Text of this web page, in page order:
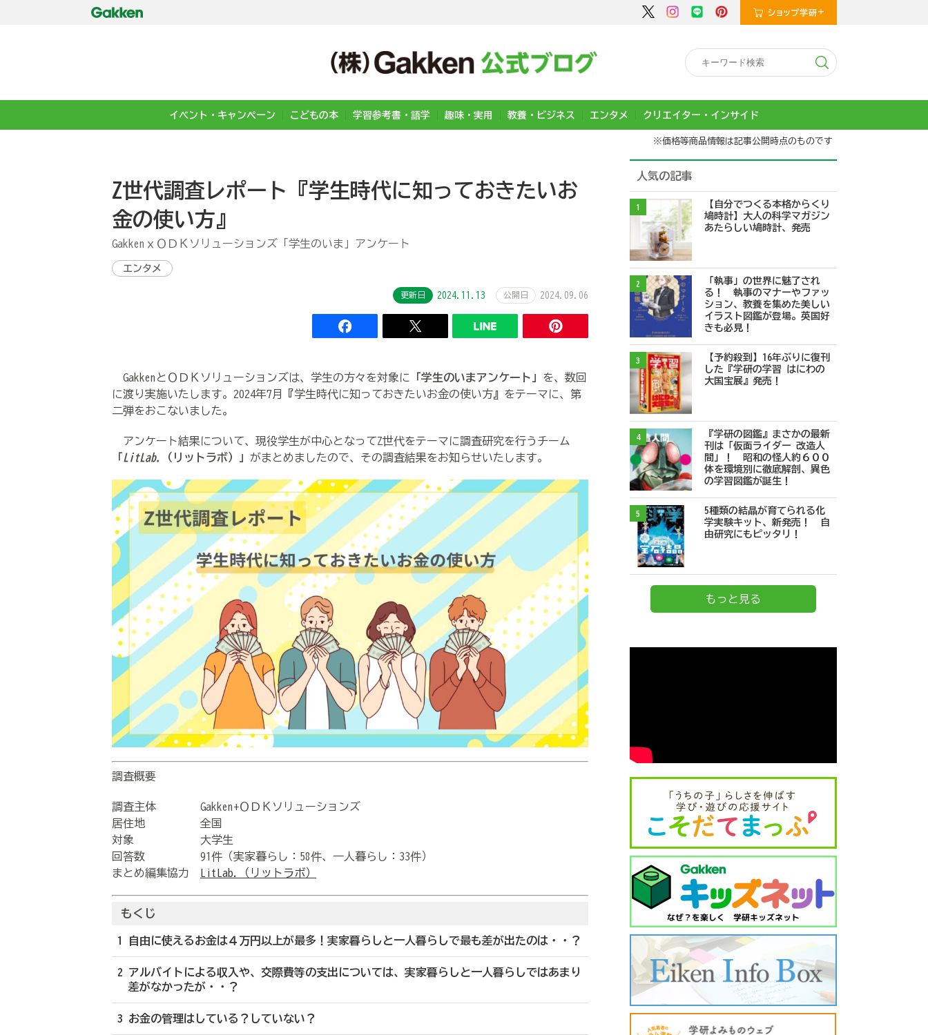
イベント・キャンペーン こどもの本 学習参考書・語学 趣味・実用 教養・ビジネス エンタメ クリエイター・インサイド
※価格等商品情報は記事公開時点のものです
Z世代調査レポート『学生時代に知っておきたいお
金の使い方』
GakkenｘＯＤＫソリューションズ「学生のいま」アンケート
エンタメ
更新日 2024.11.13 公開日 2024.09.06
GakkenとＯＤＫソリューションズは、学生の方々を対象に 「学生のいまアンケート」 を、数回
に渡り実施いたします。2024年7月
『学生時代に知っておきたいお金の使い方』 をテーマに、第
二弾をおこないました。
アンケート結果について、現役学生が中心となってZ世代をテーマに調査研究を行うチーム
「 LitLab. （リットラボ）」 がまとめましたので、その調査結果をお知らせいたします。
調査概要
調査主体 Gakken+ＯＤＫソリューションズ
居住地 全国
対象 大学生
回答数 91件（実家暮らし：58件、一人暮らし：33件）
まとめ編集協力
LitLab.（リットラボ）
もくじ
1 自由に使えるお金は４万円以上が最多！実家暮らしと一人暮らしで最も差が出たのは・・？
2 アルバイトによる収入や、交際費等の支出については、実家暮らしと一人暮らしではあまり
差がなかったが・・？
3 お金の管理はしている？していない？
人気の記事
1
【自分でつくる本格からくり
鳩時計】大人の科学マガジン
あたらしい鳩時計、発売
2
「執事」の世界に魅了され
る！ 執事のマナーやファッ
ション、教養を集めた美しい
イラスト図鑑が登場。英国好
きも必見！
3
【予約殺到】16年ぶりに復刊
した『学研の学習 はにわの
大国宝展』発売！
4
『学研の図鑑』まさかの最新
刊は「仮面ライダー 改造人
間」！ 昭和の怪人約６００
体を環境別に徹底解剖、異色
の学習図鑑が誕生！
5
5種類の結晶が育てられる化
学実験キット、新発売！ 自
由研究にもピッタリ！
もっと見る